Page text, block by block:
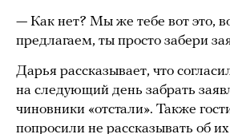
— Как нет? Мы же тебе вот это,
предлагаем, ты просто забери
Дарья рассказывает, что
на следующий день забрать
чиновники «отстали». Также
попросили не рассказывать об